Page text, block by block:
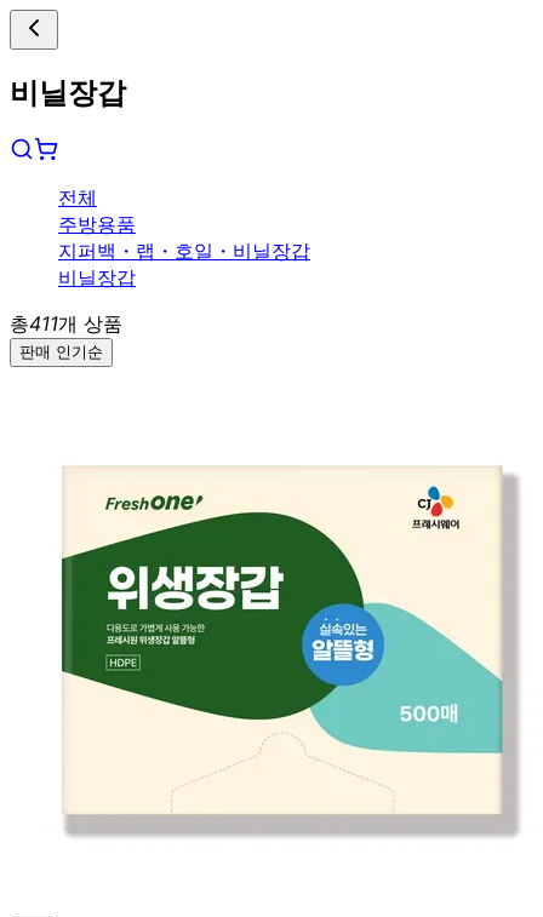
비닐장갑
전체
주방용품
지퍼백 ・ 랩 ・ 호일 ・ 비닐장갑
비닐장갑
총411개 상품
판매 인기순